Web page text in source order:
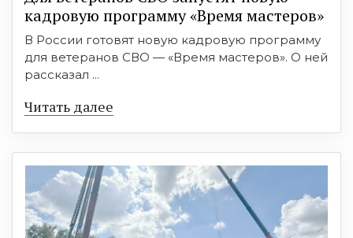
кадровую программу «Время мастеров»
В России готовят новую кадровую программу
для ветеранов СВО — «Время мастеров». О ней
рассказал ...
Читать далее